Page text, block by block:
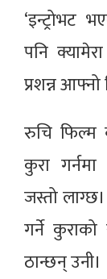
‘इन्ट्रोभट
पनि
प्रशन्न
रुचि फिल्म
कुरा
जस्तो
गर्ने
ठान्छन् उनी।